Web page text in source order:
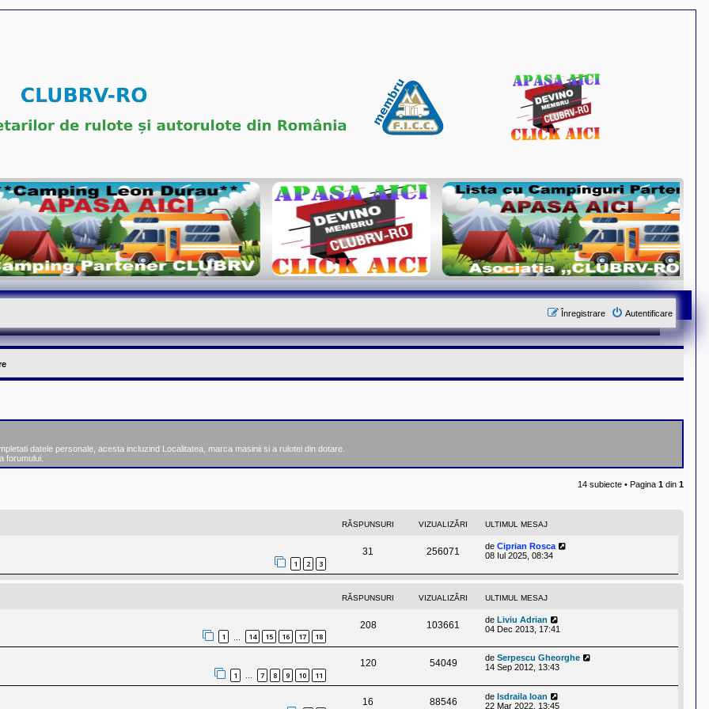
Autentificare
Înregistrare
datele personale, acesta incluzind Localitatea, marca masinii si a rulotei din dotare.
forumului.
14 subiecte • Pagina 1 din 1
RĂSPUNSURI VIZUALIZĂRI ULTIMUL MESAJ
1 2 3
31 256071 de Ciprian Rosca
08 Iul 2025, 08:34
RĂSPUNSURI VIZUALIZĂRI ULTIMUL MESAJ
1 14 15 16 17 18
208 103661 de Liviu Adrian
04 Dec 2013, 17:41
1 … 7 8 9 10 11
120 54049 de Serpescu Gheorghe
14 Sep 2012, 13:43
16 88546 de Isdraila Ioan
22 Mar 2022, 13:45